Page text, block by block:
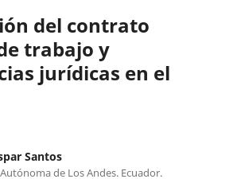
del contrato
trabajo y
jurídicas en el
Santos
de Los Andes. Ecuador.